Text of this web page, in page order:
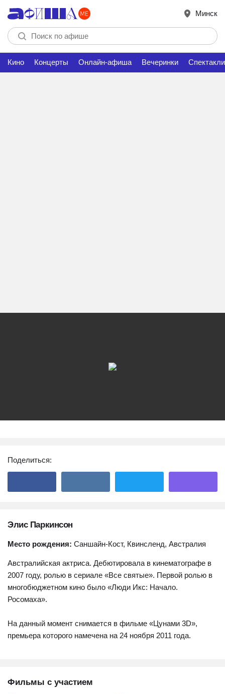
Минск
Кино Концерты Онлайн-афиша Вечеринки Спектакли
Поделиться:
Элис Паркинсон
Место рождения: Саншайн-Кост, Квинсленд, Австралия
Австралийская актриса. Дебютировала в кинематографе в
2007 году, ролью в сериале «Все святые». Первой ролью в
многобюджетном кино было «Люди Икс: Начало.
Росомаха».
На данный момент снимается в фильме «Цунами 3D»,
премьера которого намечена на 24 ноября 2011 года.
Фильмы с участием